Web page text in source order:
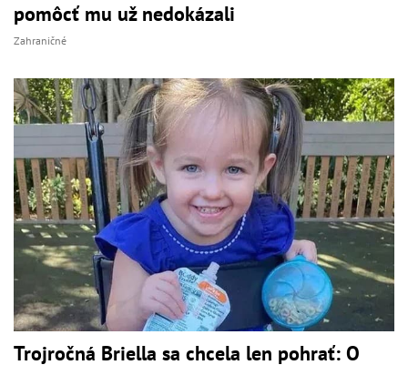
pomôcť mu už nedokázali
Zahraničné
Trojročná Briella sa chcela len pohrať: O